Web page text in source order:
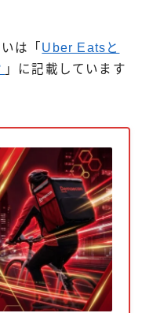
は「 Uber Eatsと
」に記載しています